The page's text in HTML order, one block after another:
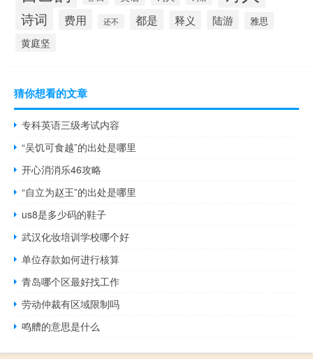
诗词 费用 还不 都是 释义 陆游 雅思
黄庭坚
猜你想看的文章
专科英语三级考试内容
“吴饥可食越”的出处是哪里
开心消消乐46攻略
“自立为赵王”的出处是哪里
us8是多少码的鞋子
武汉化妆培训学校哪个好
单位存款如何进行核算
青岛哪个区最好找工作
劳动仲裁有区域限制吗
鸣艚的意思是什么